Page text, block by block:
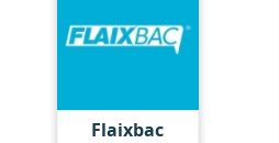
Flaixbac